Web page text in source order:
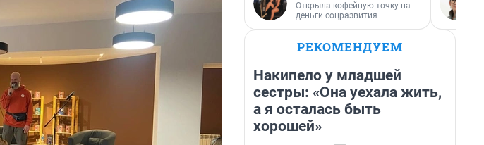
Открыла кофейную точку на
деньги соцразвития
РЕКОМЕНДУЕМ
Накипело у младшей
сестры: «Она уехала жить,
а я осталась быть
хорошей»